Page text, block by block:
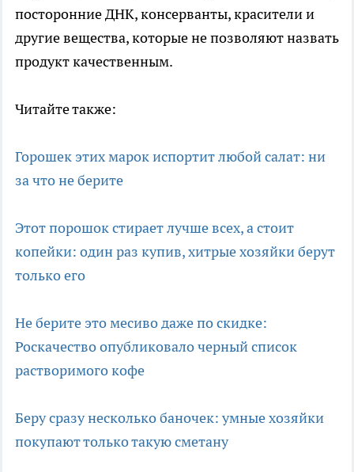
посторонние ДНК, консерванты, красители и
другие вещества, которые не позволяют назвать
продукт качественным.
Читайте также:
Горошек этих марок испортит любой салат: ни
за что не берите
Этот порошок стирает лучше всех, а стоит
копейки: один раз купив, хитрые хозяйки берут
только его
Не берите это месиво даже по скидке:
Роскачество опубликовало черный список
растворимого кофе
Беру сразу несколько баночек: умные хозяйки
покупают только такую сметану